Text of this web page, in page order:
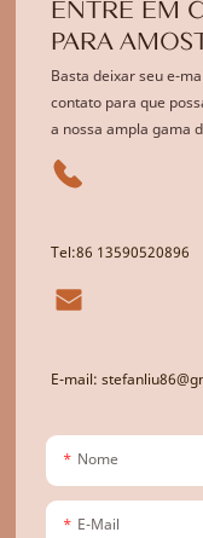
ENTRE EM
PARA
Basta deixar seu e-
contato para que
a nossa ampla gama
Tel:86 13590520896
E-mail:
Nome
E-Mail